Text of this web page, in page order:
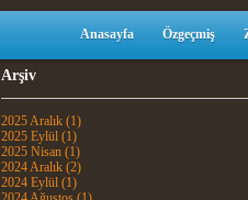
Anasayfa Özgeçmiş
Arşiv
2025 Aralık (1)
2025 Eylül (1)
2025 Nisan (1)
2024 Aralık (2)
2024 Eylül (1)